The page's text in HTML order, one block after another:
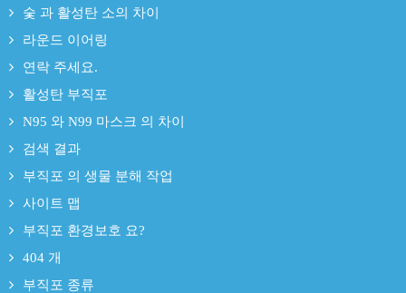
숯 과 활성탄 소의 차이
라운드 이어링
연락 주세요.
활성탄 부직포
N95 와 N99 마스크 의 차이
검색 결과
부직포 의 생물 분해 작업
사이트 맵
부직포 환경보호 요?
404 개
부직포 종류